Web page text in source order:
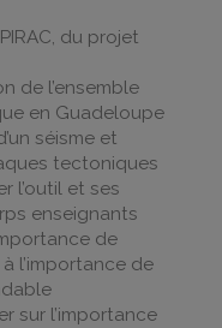
du projet
de l’ensemble
en Guadeloupe
séisme et
tectoniques
l’outil et ses
enseignants
de
l’importance de
sur l’importance